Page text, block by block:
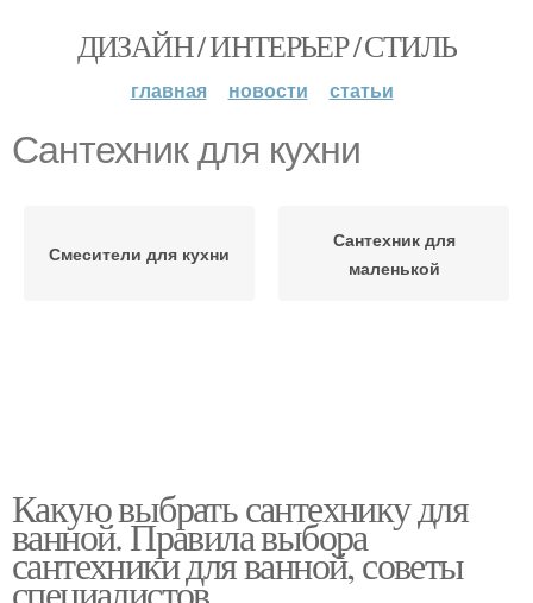
ДИЗАЙН / ИНТЕРЬЕР / СТИЛЬ
главная новости статьи
Сантехник для кухни
Смесители для кухни
Сантехник для
маленькой
Какую выбрать сантехнику для
ванной. Правила выбора
сантехники для ванной, советы